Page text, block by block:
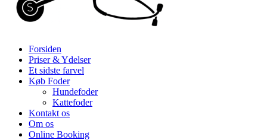
Forsiden
Priser & Ydelser
Et sidste farvel
Køb Foder
Hundefoder
Kattefoder
Kontakt os
Om os
Online Booking